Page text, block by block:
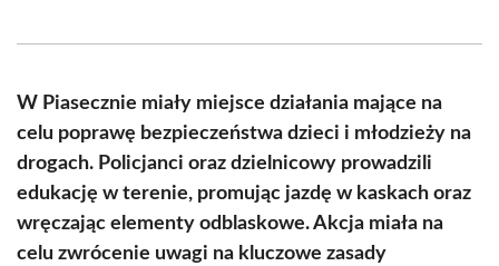
(Twitter)
W Piasecznie miały miejsce działania mające na
celu poprawę bezpieczeństwa dzieci i młodzieży na
drogach. Policjanci oraz dzielnicowy prowadzili
edukację w terenie, promując jazdę w kaskach oraz
wręczając elementy odblaskowe. Akcja miała na
celu zwrócenie uwagi na kluczowe zasady